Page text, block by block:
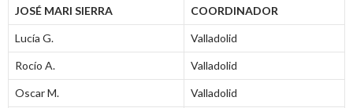
JOSÉ MARI SIERRA COORDINADOR
Lucía G. Valladolid
Rocío A. Valladolid
Oscar M. Valladolid